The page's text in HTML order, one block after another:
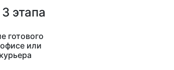
этапа
готового
или